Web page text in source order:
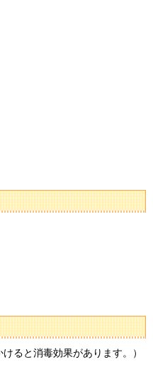
ると消毒効果があります。）